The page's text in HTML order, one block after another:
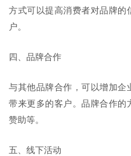
方式可以提高消费者对品牌的
户。
四、品牌合作
与其他品牌合作，可以增加企
带来更多的客户。品牌合作的
赞助等。
五、线下活动